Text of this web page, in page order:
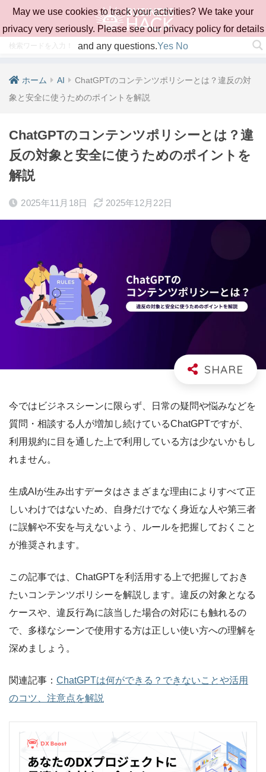
ホーム AI
ChatGPTのコンテンツポリシーとは？違反の対
象と安全に使うためのポイントを解説
ChatGPTのコンテンツポリシーとは？違
反の対象と安全に使うためのポイントを
解説
2025年11月18日 2025年12月22日
今ではビジネスシーンに限らず、日常の疑問や悩みなどを
質問・相談する人が増加し続けているChatGPTですが、
利用規約に目を通した上で利用している方は少ないかもし
れません。
生成AIが生み出すデータはさまざまな理由によりすべて正
しいわけではないため、自身だけでなく身近な人や第三者
に誤解や不安を与えないよう、ルールを把握しておくこと
が推奨されます。
この記事では、ChatGPTを利活用する上で把握しておき
たいコンテンツポリシーを解説します。違反の対象となる
ケースや、違反行為に該当した場合の対応にも触れるの
で、多様なシーンで使用する方は正しい使い方への理解を
深めましょう。
関連記事： ChatGPTは何ができる？できないことや活用
のコツ、注意点を解説
May we use cookies to track your activities? We take your
privacy very seriously. Please see our privacy policy for details
and any questions.Yes No